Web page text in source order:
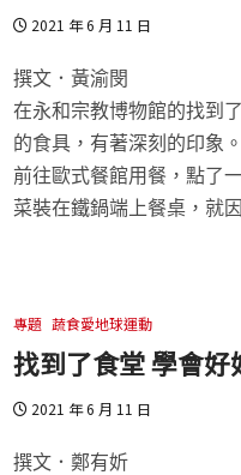
2021 年 6 月 11 日
撰文．黃渝閔
在永和宗教博物館的找到
的食具，有著深刻的印象。
前往歐式餐館用餐，點了
菜裝在鐵鍋端上餐桌，就
專題 蔬食愛地球運動
找到了食堂 學會好
2021 年 6 月 11 日
撰文．鄭有妡